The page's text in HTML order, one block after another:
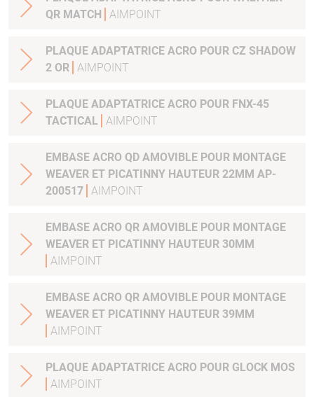
QR MATCH
AIMPOINT
PLAQUE ADAPTATRICE ACRO POUR CZ SHADOW
2 OR AIMPOINT
PLAQUE ADAPTATRICE ACRO POUR FNX-45
TACTICAL
AIMPOINT
EMBASE ACRO QD AMOVIBLE POUR MONTAGE
WEAVER ET PICATINNY HAUTEUR 22MM AP-
200517 AIMPOINT
EMBASE ACRO QR AMOVIBLE POUR MONTAGE
WEAVER ET PICATINNY HAUTEUR 30MM
AIMPOINT
EMBASE ACRO QR AMOVIBLE POUR MONTAGE
WEAVER ET PICATINNY HAUTEUR 39MM
AIMPOINT
PLAQUE ADAPTATRICE ACRO POUR GLOCK MOS
AIMPOINT